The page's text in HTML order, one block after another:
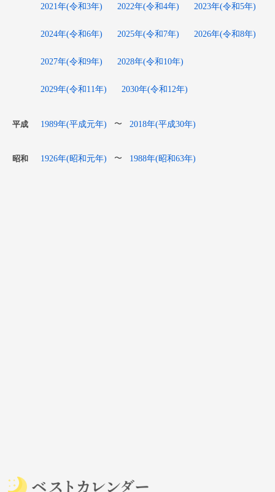
2021年(令和3年) 2022年(令和4年) 2023年(令和5年)
2024年(令和6年) 2025年(令和7年) 2026年(令和8年)
2027年(令和9年) 2028年(令和10年)
2029年(令和11年) 2030年(令和12年)
平成 1989年(平成元年) 〜 2018年(平成30年)
昭和 1926年(昭和元年) 〜 1988年(昭和63年)